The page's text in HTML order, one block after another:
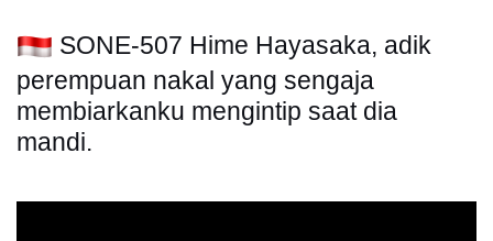
SONE-507 Hime Hayasaka, adik
perempuan nakal yang sengaja
membiarkanku mengintip saat dia
mandi.